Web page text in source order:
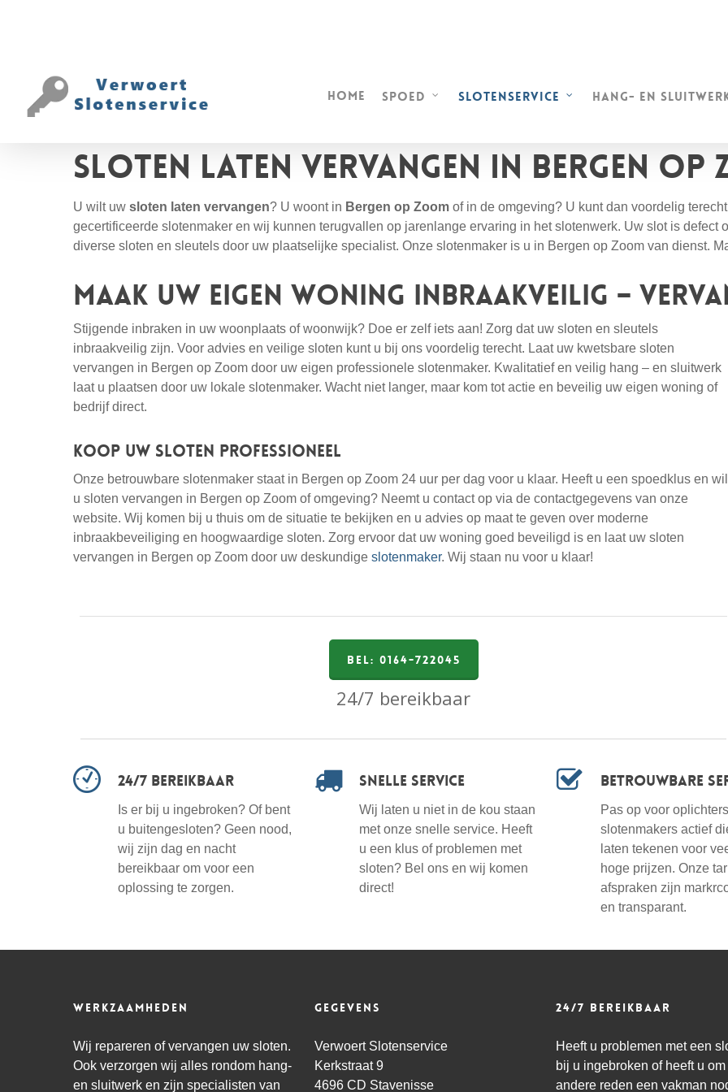
Home Spoed Slotenservice Hang- en
Sloten laten vervangen in Bergen op
U wilt uwsloten laten vervangen? U woont in Bergen op Zoom of in de omgeving? U kunt dan voordelig
gecertificeerde slotenmaker en wij kunnen terugvallen op jarenlange ervaring in het slotenwerk. Uw slot is defect
diverse sloten en sleutels door uw plaatselijke specialist. Onze slotenmaker is u in Bergen op Zoom van dienst.
Maak uw eigen woning inbraakveilig –
Stijgende inbraken in uw woonplaats of woonwijk? Doe er zelf iets aan! Zorg dat uw sloten en sleutels
inbraakveilig zijn. Voor advies en veilige sloten kunt u bij ons voordelig terecht. Laat uw kwetsbare sloten
vervangen in Bergen op Zoom door uw eigen professionele slotenmaker. Kwalitatief en veilig hang – en sluitwerk
laat u plaatsen door uw lokale slotenmaker. Wacht niet langer, maar kom tot actie en beveilig uw eigen woning of
bedrijf direct.
Koop uw sloten professioneel
Onze betrouwbare slotenmaker staat in Bergen op Zoom 24 uur per dag voor u klaar. Heeft u een spoedklus en
u sloten vervangen in Bergen op Zoom of omgeving? Neemt u contact op via de contactgegevens van onze
website. Wij komen bij u thuis om de situatie te bekijken en u advies op maat te geven over moderne
inbraakbeveiliging en hoogwaardige sloten. Zorg ervoor dat uw woning goed beveiligd is en laat uw sloten
vervangen in Bergen op Zoom door uw deskundigeslotenmaker. Wij staan nu voor u klaar!
Bel: 0164-722045
24/7 bereikbaar
24/7 bereikbaar
Is er bij u ingebroken? Of bent
u buitengesloten? Geen nood,
wij zijn dag en nacht
bereikbaar om voor een
oplossing te zorgen.
Snelle service
Wij laten u niet in de kou staan
met onze snelle service. Heeft
u een klus of problemen met
sloten? Bel ons en wij komen
direct!
Betrouwbare
Pas op voor
slotenmakers actief
laten tekenen voor
hoge prijzen. Onze
afspraken zijn
en transparant.
Werkzaamheden
Wij repareren of vervangen uw sloten.
Ook verzorgen wij alles rondom hang-
en sluitwerk en zijn specialisten van
Gegevens
Verwoert Slotenservice
Kerkstraat 9
4696 CD Stavenisse
24/7 bereikbaar
Heeft u problemen met een
bij u ingebroken of heeft u
andere reden een vakman